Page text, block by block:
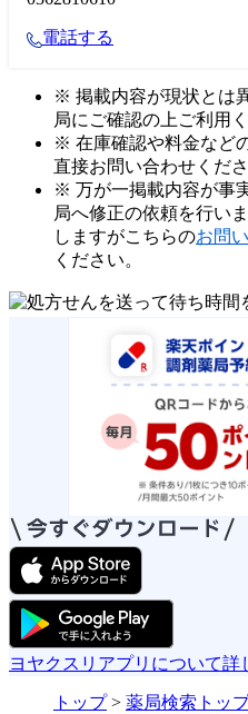
電話する
※ 掲載内容が現状とは
局にご確認の上ご利用く
※ 在庫確認や料金など
直接お問い合わせくださ
※ 万が一掲載内容が事
局へ修正の依頼を行い
しますがこちらのお問
ください。
ヨヤクスリアプリについて詳
トップ> 薬局検索トッ